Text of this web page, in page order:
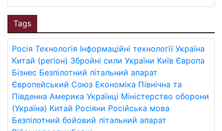
Tags
Росія Технологія Інформаційні технології Україна
Китай (регіон) Збройні сили України Київ Європа
Бізнес Безпілотний літальний апарат
Європейський Союз Економіка Північна та
Південна Америка Українці Міністерство оборони
(Україна) Китай Росіяни Російська мова
Безпілотний бойовий літальний апарат